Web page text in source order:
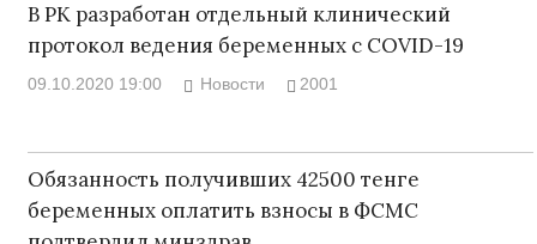
В РК разработан отдельный клинический
протокол ведения беременных с COVID-19
09.10.2020 19:00 Новости 2001
Обязанность получивших 42500 тенге
беременных оплатить взносы в ФСМС